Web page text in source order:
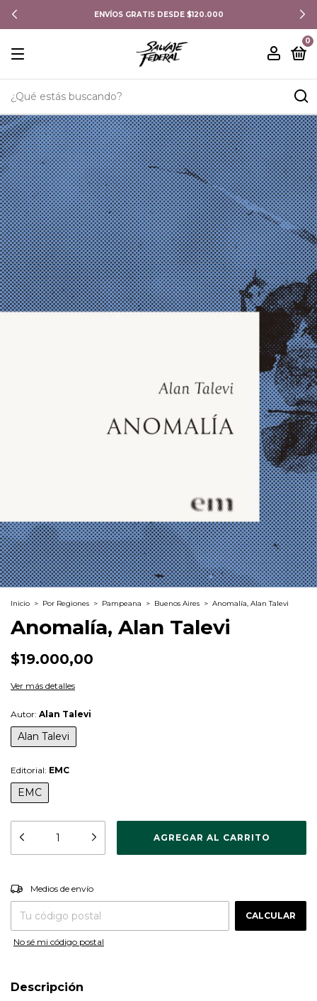
DESDE $120.000 TODOS
0
Inicio > Por Regiones > Pampeana > Buenos Aires > Anomalía, Alan Talevi
Anomalía, Alan Talevi
$19.000,00
Ver más detalles
Autor: Alan Talevi
Alan Talevi
Editorial: EMC
EMC
Entregas para el CP:
Medios de envío
CALCULAR
No sé mi código postal
Descripción